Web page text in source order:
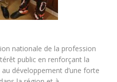
nationale de la profession
public en renforçant la
développement d’une forte